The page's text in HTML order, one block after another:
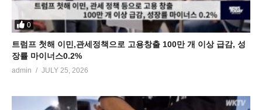
0
트럼프 첫해 이민,관세정책으로 고용창출 100만 개 이상 급감, 성
장률 마이너스0.2%
admin JULY 25, 2026